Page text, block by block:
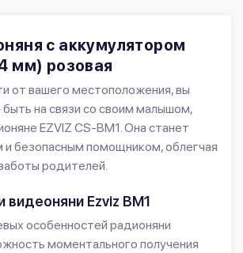
с аккумулятором
мм) розовая
от вашего местоположения, вы
на связи со своим малышом,
EZVIZ CS-BM1. Она станет
безопасным помощником, облегчая
родителей.
видеоняни Ezviz BM1
особенностей радионяни
моментального получения